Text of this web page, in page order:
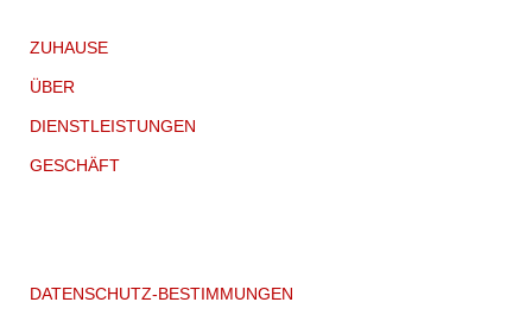
ZUHAUSE
ÜBER
DIENSTLEISTUNGEN
GESCHÄFT
DATENSCHUTZ-BESTIMMUNGEN